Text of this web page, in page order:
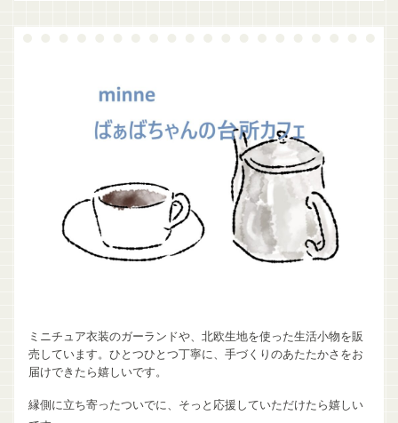
ミニチュア衣装のガーランドや、北欧生地を使った生活小物を販
売しています。ひとつひとつ丁寧に、手づくりのあたたかさをお
届けできたら嬉しいです。
縁側に立ち寄ったついでに、そっと応援していただけたら嬉しい